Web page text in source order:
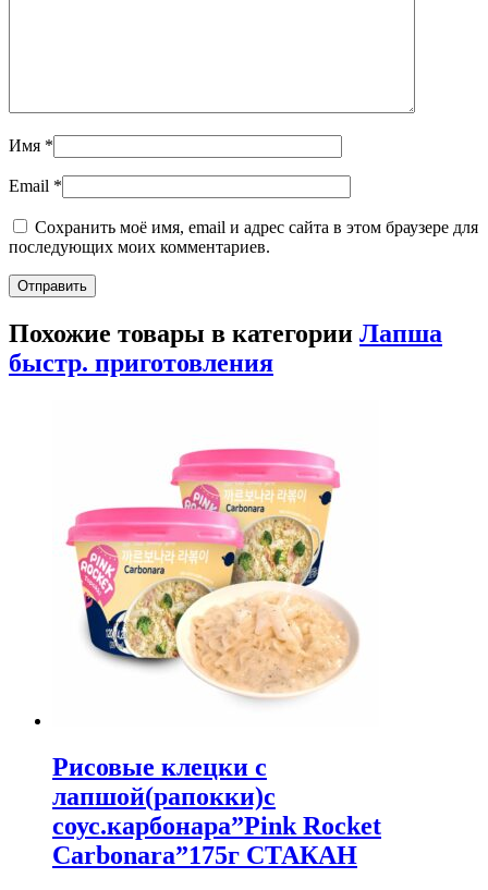
Имя *
Email *
Сохранить моё имя, email и адрес сайта в этом браузере для
последующих моих комментариев.
Похожие товары в категории Лапша
быстр. приготовления
Рисовые клецки с
лапшой(рапокки)с
соус.карбонара”Pink Rocket
Carbonara”175г СТАКАН